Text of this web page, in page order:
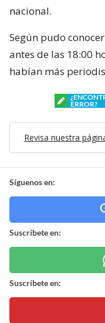
nacional.
Según pudo
antes de las 18:00
habían más
ERROR?
Revisa nuestra
Síguenos en:
Suscríbete en:
Suscríbete en: